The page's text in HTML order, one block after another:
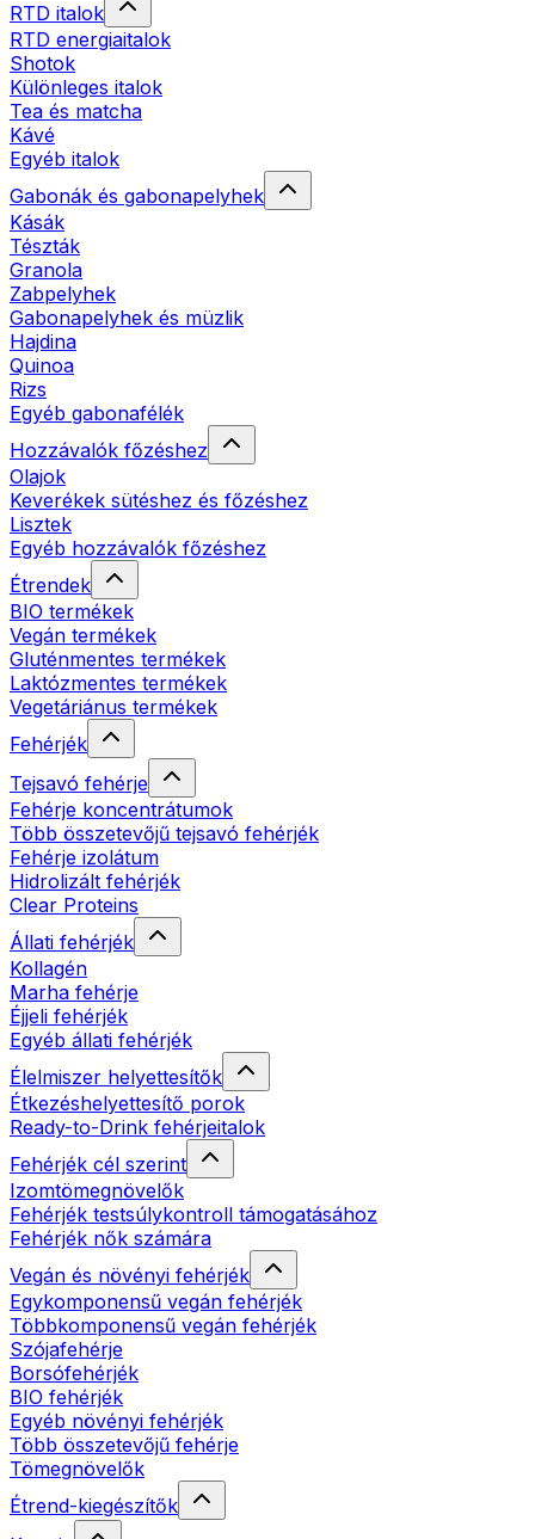
RTD italok
RTD energiaitalok
Shotok
Különleges italok
Tea és matcha
Kávé
Egyéb italok
Gabonák és gabonapelyhek
Kásák
Tészták
Granola
Zabpelyhek
Gabonapelyhek és müzlik
Hajdina
Quinoa
Rizs
Egyéb gabonafélék
Hozzávalók főzéshez
Olajok
Keverékek sütéshez és főzéshez
Lisztek
Egyéb hozzávalók főzéshez
Étrendek
BIO termékek
Vegán termékek
Gluténmentes termékek
Laktózmentes termékek
Vegetáriánus termékek
Fehérjék
Tejsavó fehérje
Fehérje koncentrátumok
Több összetevőjű tejsavó fehérjék
Fehérje izolátum
Hidrolizált fehérjék
Clear Proteins
Állati fehérjék
Kollagén
Marha fehérje
Éjjeli fehérjék
Egyéb állati fehérjék
Élelmiszer helyettesítők
Étkezéshelyettesítő porok
Ready-to-Drink fehérjeitalok
Fehérjék cél szerint
Izomtömegnövelők
Fehérjék testsúlykontroll támogatásához
Fehérjék nők számára
Vegán és növényi fehérjék
Egykomponensű vegán fehérjék
Többkomponensű vegán fehérjék
Szójafehérje
Borsófehérjék
BIO fehérjék
Egyéb növényi fehérjék
Több összetevőjű fehérje
Tömegnövelők
Étrend-kiegészítők